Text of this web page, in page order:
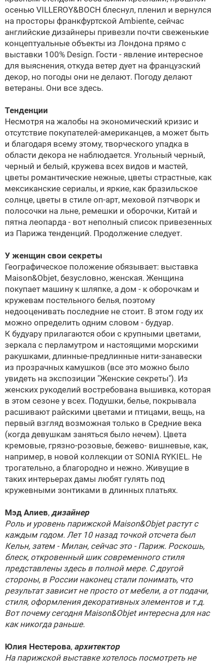
осенью VILLEROY&BOCH блеснул, пленил и вернулся
на просторы франкфуртской Ambiente, сейчас
английские дизайнеры привезли почти свеженькие
концептуальные объекты из Лондона прямо с
выставки 100% Design. Гости - явление интересное
для выяснения, откуда ветер дует на французский
декор, но погоды они не делают. Погоду делают
ветераны. Они все здесь.
Тенденции
Несмотря на жалобы на экономический кризис и
отсутствие покупателей-американцев, а может быть
и благодаря всему этому, творческого упадка в
области декора не наблюдается. Угольный черный,
черный и белый, кружева всех видов и мастей,
цветы романтические нежные, цветы страстные, как
мексиканские сериалы, и яркие, как бразильское
солнце, цветы в стиле оп-арт, меховой пэтчворк и
полосочки на льне, ремешки и оборочки, Китай и
пятна леопарда - вот неполный список привезенных
из Парижа тенденций. Продолжение следует.
У женщин свои секреты
Географическое положение обязывает: выставка
Maison&Objet, безусловно, женская. Женщина
покупает машину к шляпке, а дом - к оборочкам и
кружевам постельного белья, поэтому
недооценивать последние не стоит. В этом году их
можно определить одним словом - будуар.
К будуару прилагаются обои с крупными цветами,
зеркала с перламутром и настоящими морскими
ракушками, длинные-предлинные нити-занавески
из прозрачных камушков (все это можно было
увидеть на экспозиции "Женские секреты"). Из
женских рукоделий востребована вышивка, которая
в этом сезоне у всех. Подушки, белье, покрывала
расшивают райскими цветами и птицами, вещь, на
первый взгляд возможная только в Средние века
(когда девушкам заняться было нечем). Цвета
кремовые, грязно-розовые, бежево- вишневые, как,
например, в новой коллекции от SONIA RYKIEL. Не
трогательно, а благородно и нежно. Живущие в
таких интерьерах дамы любят гулять под
кружевными зонтиками в длинных платьях.
Мэд Алиев, дизайнер
Роль и уровень парижской Maison&Objet растут с
каждым годом. Лет 10 назад точкой отсчета был
Кельн, затем - Милан, сейчас это - Париж. Роскошь,
блеск, откровенный шик современного стиля
представлены здесь в полной мере. С другой
стороны, в России наконец стали понимать, что
результат зависит не просто от мебели, а от подачи,
стиля, оформления декоративных элементов и т.д.
Вот почему сегодня Maison&Objet интересна для нас
как никогда раньше.
Юлия Нестерова, архитектор
На парижской выставке хотелось посмотреть не